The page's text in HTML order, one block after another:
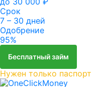
Срок
7 – 30 дней
Одобрение
95%
Бесплатный займ
Нужен только паспорт